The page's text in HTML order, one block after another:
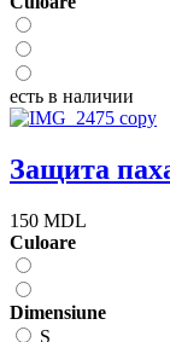
есть в наличии
Защита
150 MDL
Сuloare
Dimensiune
S